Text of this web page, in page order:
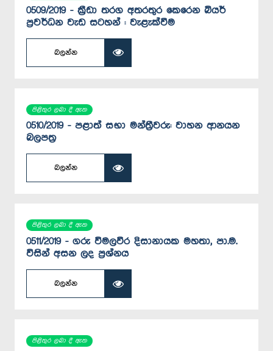
0509/2019 - ක්‍රීඩා තරග අතරතුර කෙරෙන බියර්
ප්‍රවර්ධන වැඩ සටහන් : වැළැක්වීම
බලන්න
පිළිතුර ලබා දී ඇත
0510/2019 - පළාත් සභා මන්ත්‍රීවරු: වාහන ආනයන
බලපත්‍ර
බලන්න
පිළිතුර ලබා දී ඇත
0511/2019 - ගරු විමලවීර දිසානායක මහතා, පා.ම.
විසින් අසන ලද ප්‍රශ්නය
බලන්න
පිළිතුර ලබා දී ඇත